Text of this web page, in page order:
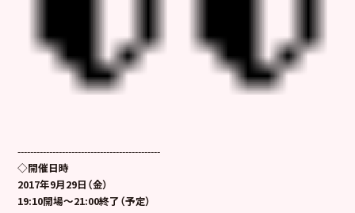
---------------------------------------------
◇開催日時
2017年9月29日（金）
19:10開場～21:00終了（予定）